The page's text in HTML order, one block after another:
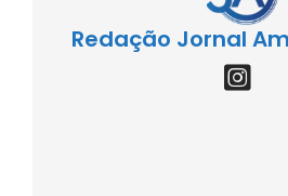
Redação Jornal